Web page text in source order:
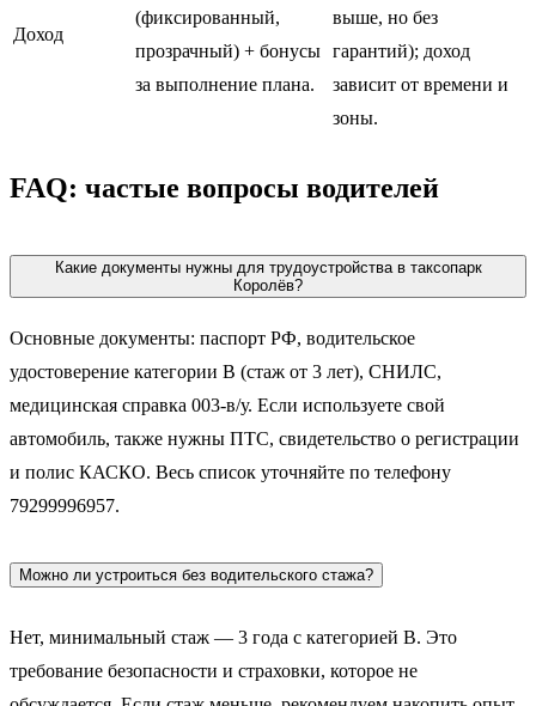
Доход
(фиксированный,
прозрачный) + бонусы
за выполнение плана.
выше, но без
гарантий); доход
зависит от времени и
зоны.
FAQ: частые вопросы водителей
Какие документы нужны для трудоустройства в таксопарк
Королёв?
Основные документы: паспорт РФ, водительское
удостоверение категории B (стаж от 3 лет), СНИЛС,
медицинская справка 003-в/у. Если используете свой
автомобиль, также нужны ПТС, свидетельство о регистрации
и полис КАСКО. Весь список уточняйте по телефону
79299996957.
Можно ли устроиться без водительского стажа?
Нет, минимальный стаж — 3 года с категорией B. Это
требование безопасности и страховки, которое не